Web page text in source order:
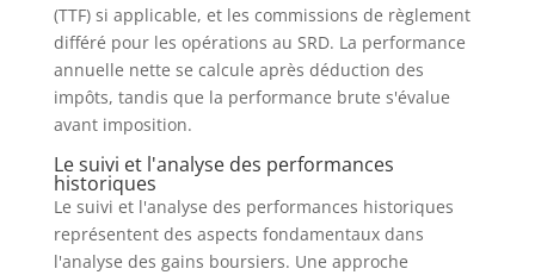
(TTF) si applicable, et les commissions de règlement
différé pour les opérations au SRD. La performance
annuelle nette se calcule après déduction des
impôts, tandis que la performance brute s'évalue
avant imposition.
Le suivi et l'analyse des performances
historiques
Le suivi et l'analyse des performances historiques
représentent des aspects fondamentaux dans
l'analyse des gains boursiers. Une approche